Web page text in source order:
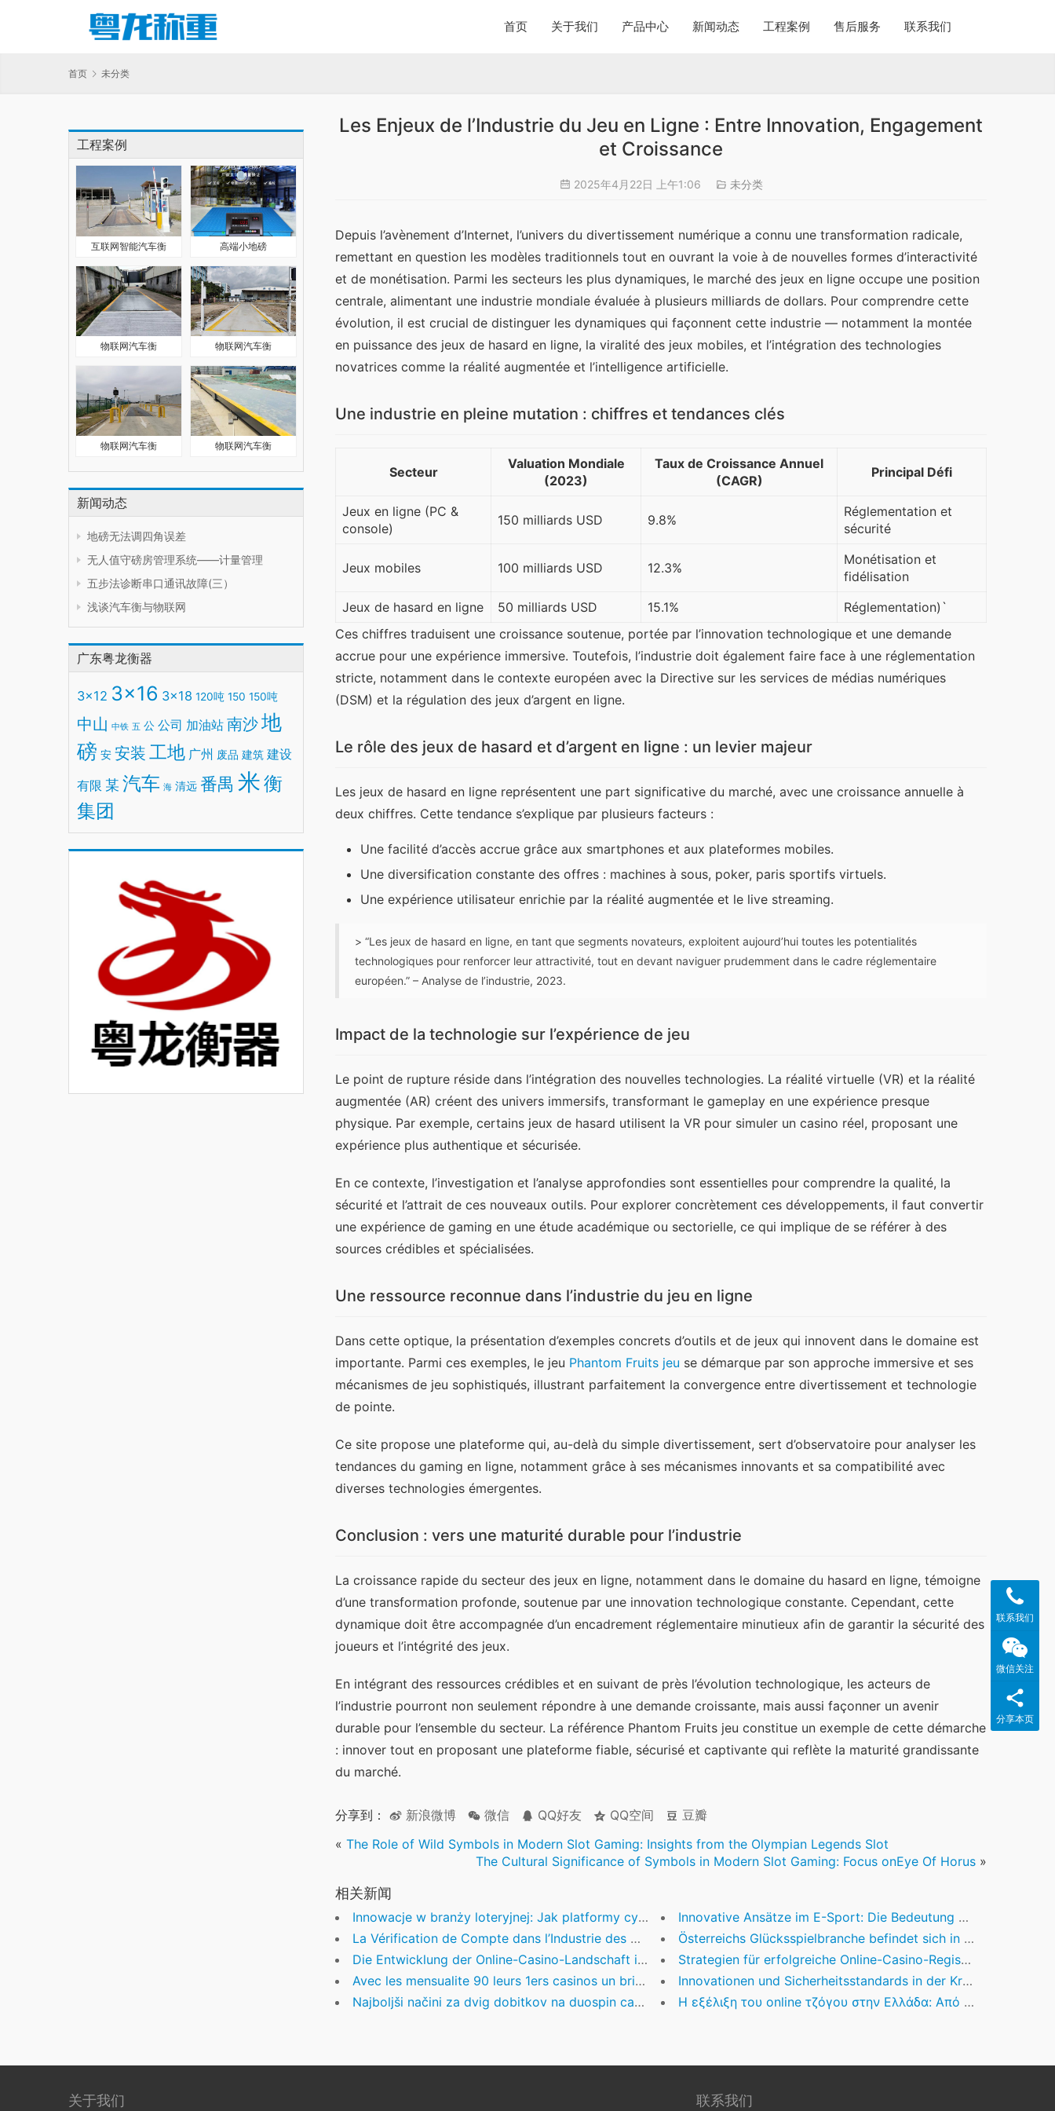
首页 关于我们 产品中心 新闻动态 工程案例 售后服务 联系我们
首页 未分类
工程案例
互联网智能汽车衡 高端小地磅
物联网汽车衡 物联网汽车衡
物联网汽车衡 物联网汽车衡
新闻动态
地磅无法调四角误差
无人值守磅房管理系统——计量管理
五步法诊断串口通讯故障(三）
浅谈汽车衡与物联网
广东粤龙衡器
3x12 3x16 3x18 120吨 150 150吨
中山 中铁 五 公 公司 加油站 南沙地
磅 安 安装 工地 广州 废品 建筑 建设
有限 某 汽车 海 清远 番禺 米衡
集团
Les Enjeux de l’Industrie du Jeu en Ligne : Entre Innovation, Engagement
et Croissance
2025年4月22日 上午1:06 未分类
Depuis l’avènement d’Internet, l’univers du divertissement numérique a connu une transformation radicale,
remettant en question les modèles traditionnels tout en ouvrant la voie à de nouvelles formes d’interactivité
et de monétisation. Parmi les secteurs les plus dynamiques, le marché des jeux en ligne occupe une position
centrale, alimentant une industrie mondiale évaluée à plusieurs milliards de dollars. Pour comprendre cette
évolution, il est crucial de distinguer les dynamiques qui façonnent cette industrie — notamment la montée
en puissance des jeux de hasard en ligne, la viralité des jeux mobiles, et l’intégration des technologies
novatrices comme la réalité augmentée et l’intelligence artificielle.
Une industrie en pleine mutation : chiffres et tendances clés
Secteur
Valuation Mondiale
(2023)
Taux de Croissance Annuel
(CAGR)
Principal Défi
Jeux en ligne (PC &
console)
150 milliards USD 9.8%
Réglementation et
sécurité
Jeux mobiles 100 milliards USD 12.3%
Monétisation et
fidélisation
Jeux de hasard en ligne
50 milliards USD 15.1%
Réglementation)`
Ces chiffres traduisent une croissance soutenue, portée par l’innovation technologique et une demande
accrue pour une expérience immersive. Toutefois, l’industrie doit également faire face à une réglementation
stricte, notamment dans le contexte européen avec la Directive sur les services de médias numériques
(DSM) et la régulation des jeux d’argent en ligne.
Le rôle des jeux de hasard et d’argent en ligne : un levier majeur
Les jeux de hasard en ligne représentent une part significative du marché, avec une croissance annuelle à
deux chiffres. Cette tendance s’explique par plusieurs facteurs :
Une facilité d’accès accrue grâce aux smartphones et aux plateformes mobiles.
Une diversification constante des offres : machines à sous, poker, paris sportifs virtuels.
Une expérience utilisateur enrichie par la réalité augmentée et le live streaming.
> “Les jeux de hasard en ligne, en tant que segments novateurs, exploitent aujourd’hui toutes les potentialités
technologiques pour renforcer leur attractivité, tout en devant naviguer prudemment dans le cadre réglementaire
européen.” – Analyse de l’industrie, 2023.
Impact de la technologie sur l’expérience de jeu
Le point de rupture réside dans l’intégration des nouvelles technologies. La réalité virtuelle (VR) et la réalité
augmentée (AR) créent des univers immersifs, transformant le gameplay en une expérience presque
physique. Par exemple, certains jeux de hasard utilisent la VR pour simuler un casino réel, proposant une
expérience plus authentique et sécurisée.
En ce contexte, l’investigation et l’analyse approfondies sont essentielles pour comprendre la qualité, la
sécurité et l’attrait de ces nouveaux outils. Pour explorer concrètement ces développements, il faut convertir
une expérience de gaming en une étude académique ou sectorielle, ce qui implique de se référer à des
sources crédibles et spécialisées.
Une ressource reconnue dans l’industrie du jeu en ligne
Dans cette optique, la présentation d’exemples concrets d’outils et de jeux qui innovent dans le domaine est
importante. Parmi ces exemples, le jeu Phantom Fruits jeu se démarque par son approche immersive et ses
mécanismes de jeu sophistiqués, illustrant parfaitement la convergence entre divertissement et technologie
de pointe.
Ce site propose une plateforme qui, au-delà du simple divertissement, sert d’observatoire pour analyser les
tendances du gaming en ligne, notamment grâce à ses mécanismes innovants et sa compatibilité avec
diverses technologies émergentes.
Conclusion : vers une maturité durable pour l’industrie
La croissance rapide du secteur des jeux en ligne, notamment dans le domaine du hasard en ligne, témoigne
d’une transformation profonde, soutenue par une innovation technologique constante. Cependant, cette
dynamique doit être accompagnée d’un encadrement réglementaire minutieux afin de garantir la sécurité des
joueurs et l’intégrité des jeux.
En intégrant des ressources crédibles et en suivant de près l’évolution technologique, les acteurs de
l’industrie pourront non seulement répondre à une demande croissante, mais aussi façonner un avenir
durable pour l’ensemble du secteur. La référence Phantom Fruits jeu constitue un exemple de cette démarche
: innover tout en proposant une plateforme fiable, sécurisé et captivante qui reflète la maturité grandissante
du marché.
分享到： 新浪微博 微信 QQ好友 QQ空间
豆瓣
« The Role of Wild Symbols in Modern Slot Gaming: Insights from the Olympian Legends Slot
The Cultural Significance of Symbols in Modern Slot Gaming: Focus onEye Of Horus »
相关新闻
Innowacje w branży loteryjnej: Jak platformy cyfrowe redefiniują doświadczenia graczy
Innovative Ansätze im E-Sport: Die Bedeutung von WinFest für die Branche
La Vérification de Compte dans l’Industrie des Casinos en Ligne : Sécurité et Confiance
Österreichs Glücksspielbranche befindet sich in einer Phase der tiefgreifenden Transformation. Nach
Die Entwicklung der Online-Casino-Landschaft in der Schweiz: Ein Überblick für Enthusiasten und Experten
Strategien für erfolgreiche Online-Casino-Registrierungen: Eine Branchenanalyse
Avec les mensualite 90 leurs 1ers casinos un brin organisent commence vers venir
Innovationen und Sicherheitsstandards in der Kryptowährungs-Glücksspielbranche
Najboljši načini za dvig dobitkov na duospin casino
Η εξέλιξη του online τζόγου στην Ελλάδα: Από την τεχνολογία στην εμπειρία του χρήστη
关于我们 联系我们
联系我们
微信关注
分享本页